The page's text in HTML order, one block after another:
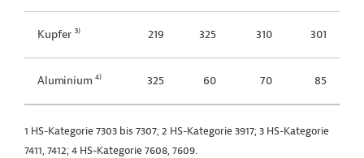
Kupfer 3) 219 325 310 301
Aluminium4) 325 60 70 85
1 HS-Kategorie 7303 bis 7307; 2 HS-Kategorie 3917; 3 HS-Kategorie
7411, 7412; 4 HS-Kategorie 7608, 7609.